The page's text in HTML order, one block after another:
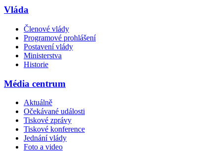
Vláda
Členové vlády
Programové prohlášení
Postavení vlády
Ministerstva
Historie
Média centrum
Aktuálně
Očekávané události
Tiskové zprávy
Tiskové konference
Jednání vlády
Foto a video